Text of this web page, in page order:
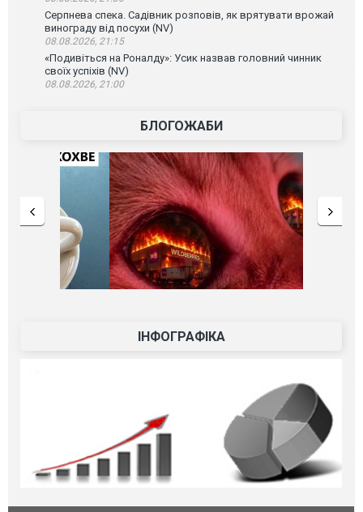
Серпнева спека. Садівник розповів, як врятувати врожай
винограду від посухи (NV)
08.08.2026, 21:15
«Подивіться на Роналду»: Усик назвав головний чинник
своїх успіхів (NV)
08.08.2026, 21:00
БЛОГОЖАБИ
ІНФОГРАФІКА